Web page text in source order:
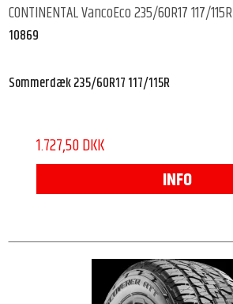
CONTINENTAL VancoEco 235/60R17 117/115R
10869
Sommerdæk 235/60R17 117/115R
1.727,50 DKK
INFO